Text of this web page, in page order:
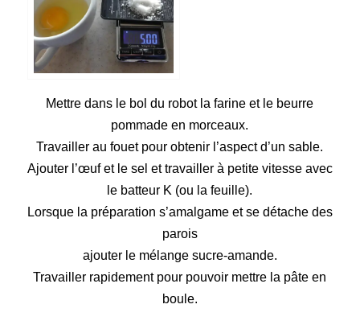
Mettre dans le bol du robot la farine et le beurre
pommade en morceaux.
Travailler au fouet pour obtenir l’aspect d’un sable.
Ajouter l’œuf et le sel et travailler à petite vitesse avec
le batteur K (ou la feuille).
Lorsque la préparation s’amalgame et se détache des
parois
ajouter le mélange sucre-amande.
Travailler rapidement pour pouvoir mettre la pâte en
boule.